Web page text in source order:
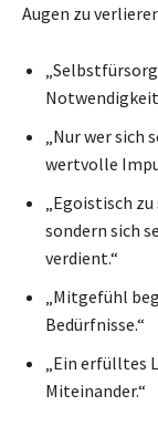
Augen zu
„Nur wer
wertvolle
„Egoistisch
sondern sich
verdient.“
„Mitgefühl
Bedürfnisse.“
„Ein
Miteinander.“